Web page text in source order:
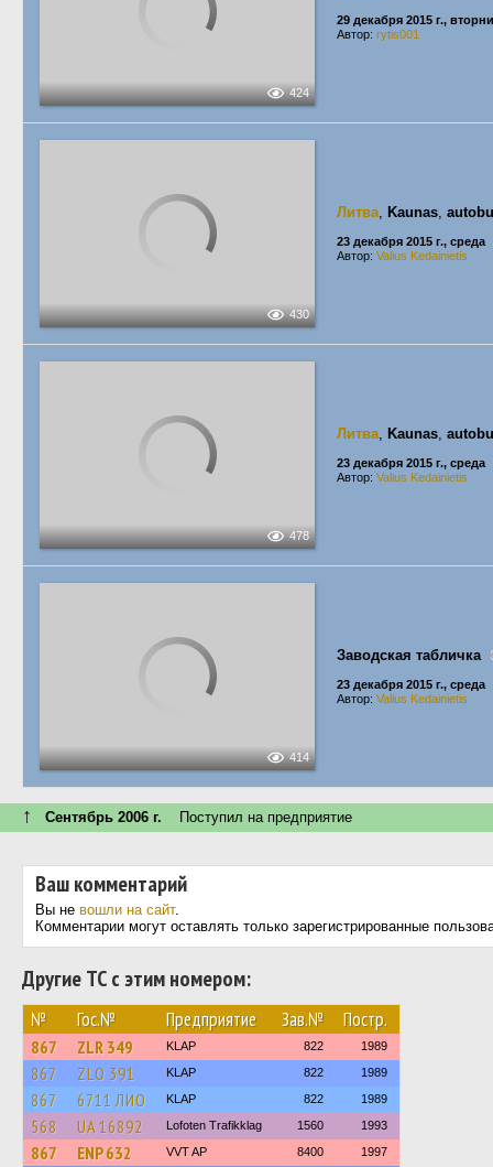
424
29 декабря 2015 г.,
Автор: rytis001
430
Литва, Kaunas,
23 декабря 2015 г., среда
Автор: Valius Kedainietis
478
Литва, Kaunas,
23 декабря 2015 г., среда
Автор: Valius Kedainietis
414
Заводская табличка
23 декабря 2015 г., среда
Автор: Valius Kedainietis
↑ Сентябрь 2006 г. Поступил на предприятие
Ваш комментарий
Вы не вошли на сайт.
Комментарии могут оставлять только зарегистрированные
Другие ТС с этим номером:
№ Гос.№ Предприятие Зав.№ Постр.
867 ZLR 349 KLAP 822 1989
867 ZLО 391 KLAP 822 1989
867 6711 ЛИО KLAP 822 1989
568 UA 16892 Lofoten Trafikklag 1560 1993
867 ENP 632 VVT AP 8400 1997